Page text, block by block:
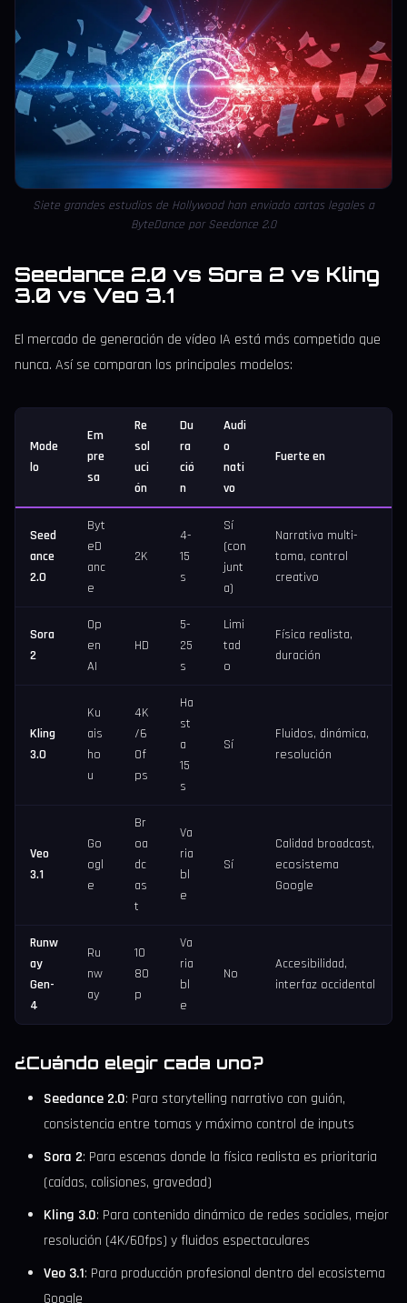
Siete grandes estudios de Hollywood han enviado cartas legales a
ByteDance por Seedance 2.0
Seedance 2.0 vs Sora 2 vs Kling
3.0 vs Veo 3.1
El mercado de generación de vídeo IA está más competido que
nunca. Así se comparan los principales modelos:
Mode
lo
Em
pre
sa
Re
sol
uci
ón
Du
ra
ció
n
Audi
o
nati
vo
Fuerte en
Seed
ance
2.0
Byt
eD
anc
e
2K
4-
15
s
Sí
(con
junt
a)
Narrativa multi-
toma, control
creativo
Sora
2
Op
en
AI
HD
5-
25
s
Limi
tad
o
Física realista,
duración
Kling
3.0
Ku
ais
ho
u
4K
/6
0f
ps
Ha
st
a
15
s
Sí
Fluidos, dinámica,
resolución
Veo
3.1
Go
ogl
e
Br
oa
dc
as
t
Va
ria
bl
e
Sí
Calidad broadcast,
ecosistema
Google
Runw
ay
Gen-
4
Ru
nw
ay
10
80
p
Va
ria
bl
e
No
Accesibilidad,
interfaz occidental
¿Cuándo elegir cada uno?
Seedance 2.0: Para storytelling narrativo con guión,
consistencia entre tomas y máximo control de inputs
Sora 2: Para escenas donde la física realista es prioritaria
(caídas, colisiones, gravedad)
Kling 3.0: Para contenido dinámico de redes sociales, mejor
resolución (4K/60fps) y fluidos espectaculares
Veo 3.1: Para producción profesional dentro del ecosistema
Google